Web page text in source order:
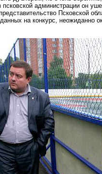
администрации он
Псковской
на конкурс, неожиданно